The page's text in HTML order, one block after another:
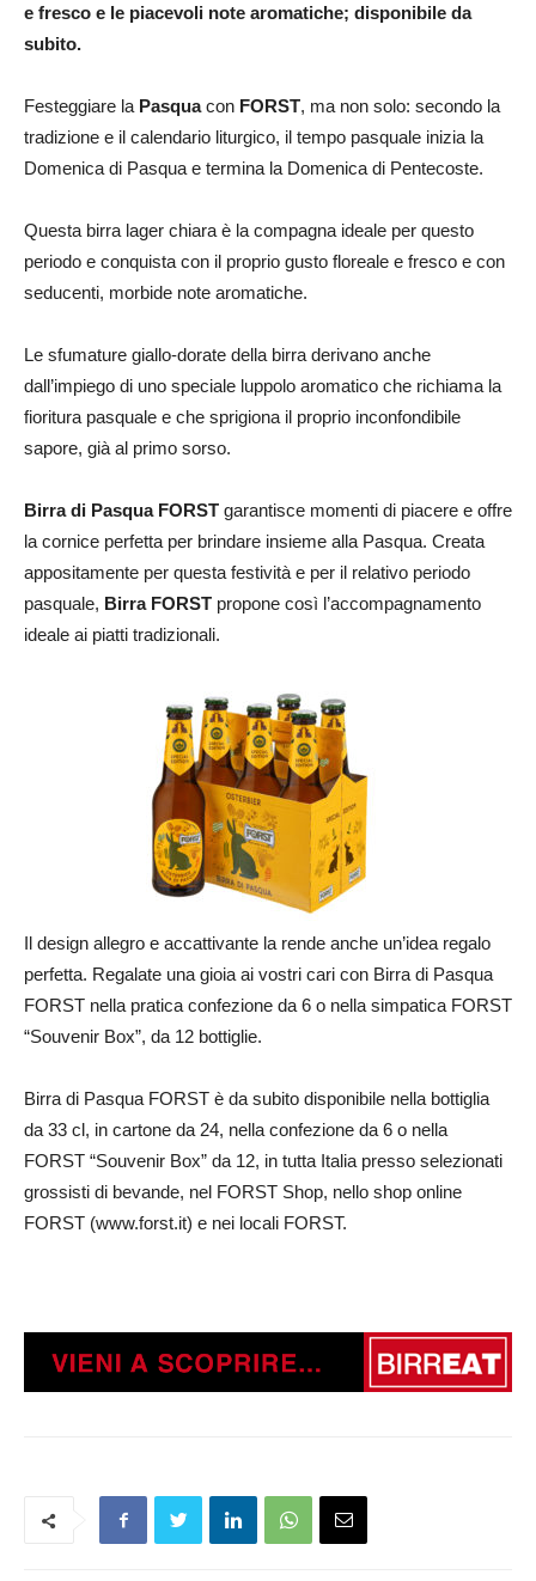
e fresco e le piacevoli note aromatiche; disponibile da
subito.
Festeggiare la Pasquacon FORST, ma non solo: secondo la
tradizione e il calendario liturgico, il tempo pasquale inizia la
Domenica di Pasqua e termina la Domenica di Pentecoste.
Questa birra lager chiara è la compagna ideale per questo
periodo e conquista con il proprio gusto floreale e fresco e con
seducenti, morbide note aromatiche.
Le sfumature giallo-dorate della birra derivano anche
dall’impiego di uno speciale luppolo aromatico che richiama la
fioritura pasquale e che sprigiona il proprio inconfondibile
sapore, già al primo sorso.
Birra di Pasqua FORST garantisce momenti di piacere e offre
la cornice perfetta per brindare insieme alla Pasqua. Creata
appositamente per questa festività e per il relativo periodo
pasquale, Birra FORST propone così l’accompagnamento
ideale ai piatti tradizionali.
Il design allegro e accattivante la rende anche un’idea regalo
perfetta. Regalate una gioia ai vostri cari con Birra di Pasqua
FORST nella pratica confezione da 6 o nella simpatica FORST
“Souvenir Box”, da 12 bottiglie.
Birra di Pasqua FORST è da subito disponibile nella bottiglia
da 33 cl, in cartone da 24, nella confezione da 6 o nella
FORST “Souvenir Box” da 12, in tutta Italia presso selezionati
grossisti di bevande, nel FORST Shop, nello shop online
FORST (www.forst.it) e nei locali FORST.